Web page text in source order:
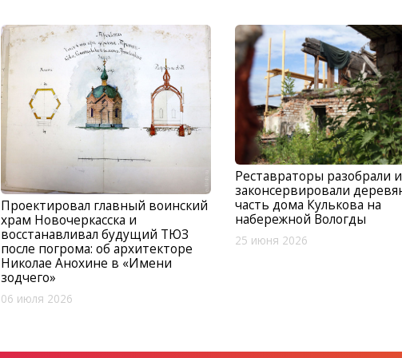
Проектировал главный воинский
храм Новочеркасска и
восстанавливал будущий ТЮЗ
после погрома: об архитекторе
Николае Анохине в «Имени
зодчего»
06 июля 2026
Реставраторы разобрали и
законсервировали
часть дома Кулькова на
набережной Вологды
25 июня 2026